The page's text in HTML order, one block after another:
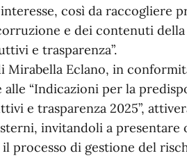
così da raccogliere
e dei contenuti
e trasparenza”.
Mirabella Eclano, in
alle “Indicazioni per la
e trasparenza 2025”,
invitandoli a presentare
processo di gestione del